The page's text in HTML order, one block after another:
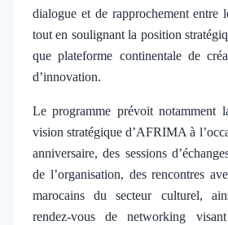
dialogue et de rapprochement entre
tout en soulignant la position
que plateforme continentale de
d’innovation.
Le programme prévoit notamment
vision stratégique d’AFRIMA à
anniversaire, des sessions
de l’organisation, des rencontres
marocains du secteur culturel,
rendez-vous de networking